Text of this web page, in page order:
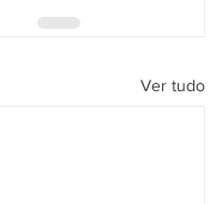
Ver tudo